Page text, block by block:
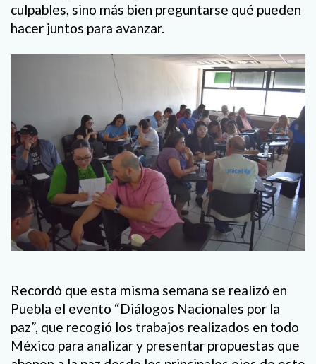
culpables, sino más bien preguntarse qué pueden
hacer juntos para avanzar.
Recordó que esta misma semana se realizó en
Puebla el evento “Diálogos Nacionales por la
paz”, que recogió los trabajos realizados en todo
México para analizar y presentar propuestas que